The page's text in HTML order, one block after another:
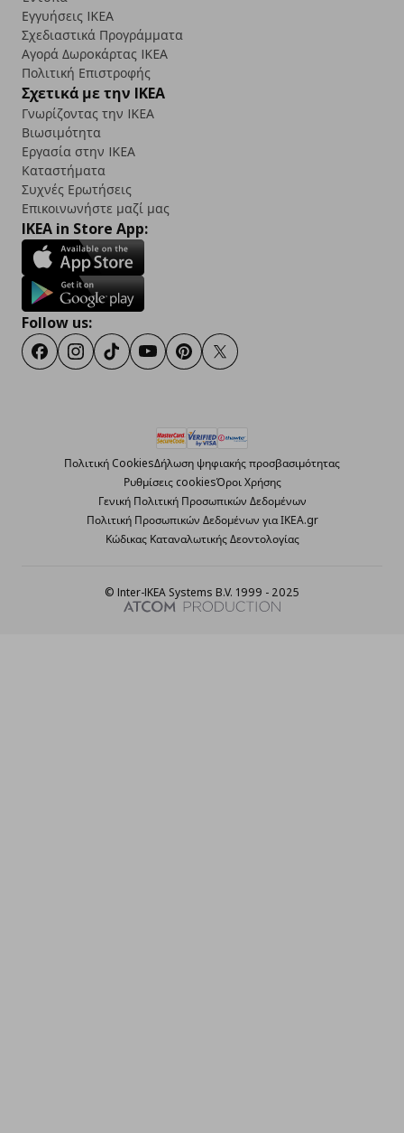
Εγγυήσεις IKEA
Σχεδιαστικά Προγράμματα
Αγορά Δωρoκάρτας IKEA
Πολιτική Επιστροφής
Σχετικά με την IKEA
Γνωρίζοντας την IKEA
Βιωσιμότητα
Εργασία στην IKEA
Καταστήματα
Συχνές Ερωτήσεις
Επικοινωνήστε μαζί μας
IKEA in Store App:
Follow us:
FacebookInstagram
TikTokYoutubePinterestTwitter
Πολιτική CookiesΔήλωση ψηφιακής προσβασιμότητας
Ρυθμίσεις cookiesΌροι Χρήσης
Γενική Πολιτική Προσωπικών Δεδομένων
Πολιτική Προσωπικών Δεδομένων για ΙΚΕΑ.gr
Κώδικας Καταναλωτικής Δεοντολογίας
© Inter-IKEA Systems B.V. 1999 - 2025